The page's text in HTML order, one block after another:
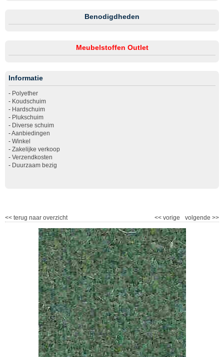
Benodigdheden
Meubelstoffen Outlet
Informatie
- Polyether
- Koudschuim
- Hardschuim
- Plukschuim
- Diverse schuim
-Aanbiedingen
- Winkel
- Zakelijke verkoop
- Verzendkosten
- Duurzaam bezig
<< terug naar overzicht volgende >>
<< vorige